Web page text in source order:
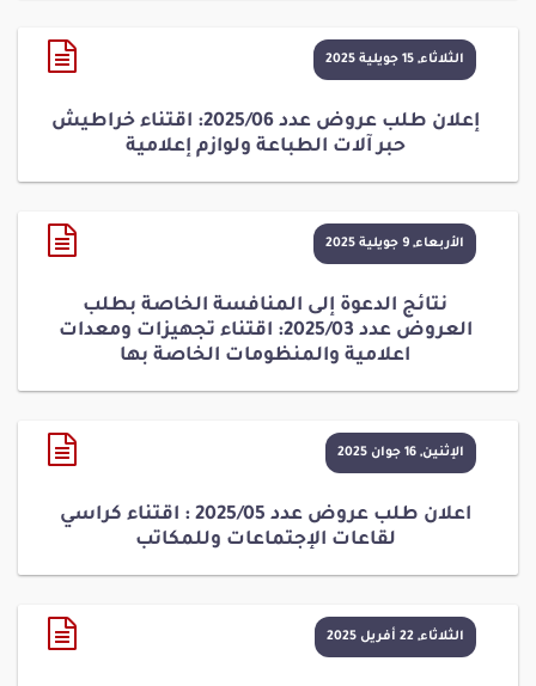
الثلاثاء, 15 جويلية 2025
إعلان طلب عروض عدد 2025/06: اقتناء خراطيش
حبر آلات الطباعة ولوازم إعلامية
الأربعاء, 9 جويلية 2025
نتائج الدعوة إلى المنافسة الخاصة بطلب
العروض عدد 2025/03: اقتناء تجهيزات ومعدات
اعلامية والمنظومات الخاصة بها
الإثنين, 16 جوان 2025
اعلان طلب عروض عدد 2025/05 : اقتناء كراسي
لقاعات الإجتماعات وللمكاتب
الثلاثاء, 22 أفريل 2025